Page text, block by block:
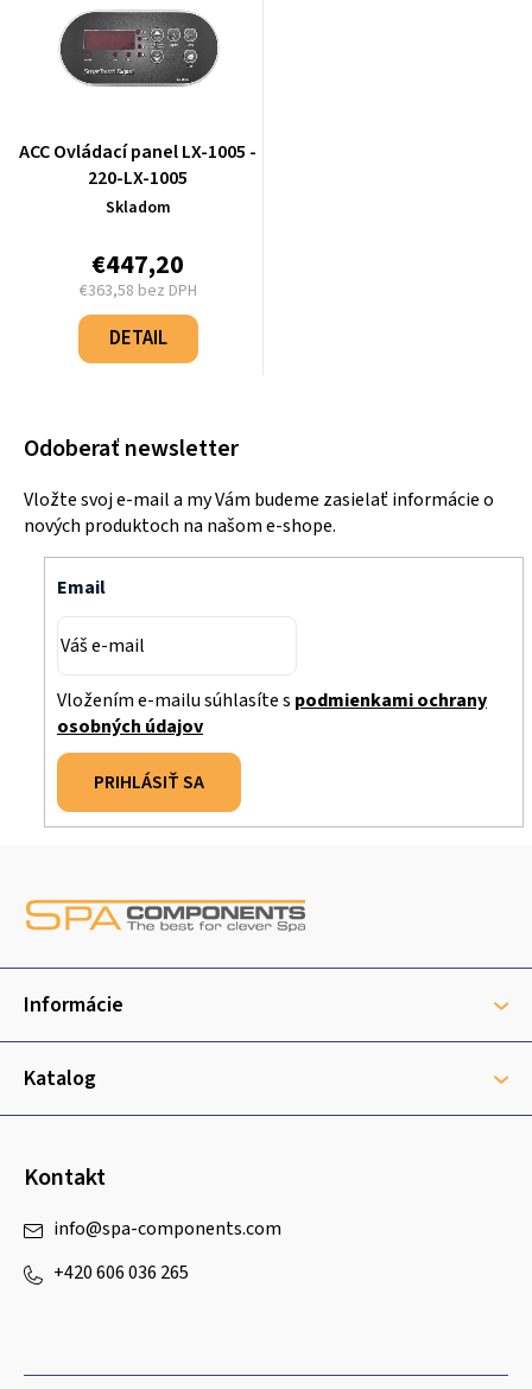
ACC Ovládací panel LX-1005 -
220-LX-1005
Skladom
€447,20
€363,58 bez DPH
Jednotková
cena:
DETAIL
Odoberať newsletter
Vložte svoj e-mail a my Vám budeme zasielať informácie o
nových produktoch na našom e-shope.
Email
Vložením e-mailu súhlasíte s podmienkami ochrany
osobných údajov
PRIHLÁSIŤ SA
ä
i
Informácie
Katalog
Kontakt
info@spa-components.com
+420 606 036 265